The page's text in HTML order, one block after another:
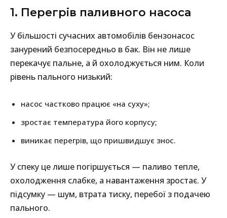
1. Перегрів паливного насоса
У більшості сучасних автомобілів бензонасос
занурений безпосередньо в бак. Він не лише
перекачує пальне, а й охолоджується ним. Коли
рівень пального низький:
насос частково працює «на суху»;
зростає температура його корпусу;
виникає перегрів, що пришвидшує знос.
У спеку це лише погіршується — паливо тепле,
охолодження слабке, а навантаження зростає. У
підсумку — шум, втрата тиску, перебої з подачею
пального.